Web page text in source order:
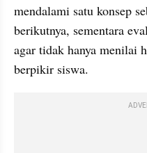
mendalami satu konsep
berikutnya, sementara
agar tidak hanya menilai
berpikir siswa.